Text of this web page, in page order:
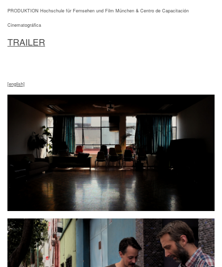
PRODUKTION Hochschule für Fernsehen und Film München & Centro de Capacitación
Cinematográfica
TRAILER
[english]